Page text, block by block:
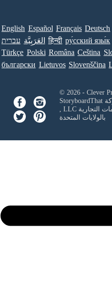
English Español Français Deutsch
עברית العَرَبِيَّة हिन्दी ру́сский язы́к
Türkçe Polski Româna Ceština
български Lietuvos Slovenščina
, LLCفي مكتب براءات الاختراع والعلامات التجارية
بالولايات المتحدة